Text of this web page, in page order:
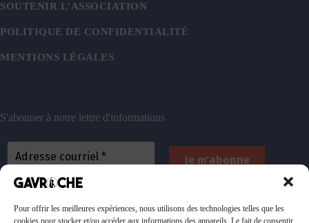
Pour offrir les meilleures expériences, nous utilisons des technologies telles que les
cookies pour stocker et/ou accéder aux informations des appareils. Le fait de consentir
SOUTENIR L’ASSOCIATION
POLITIQUE DE CONFIDENTIALITÉ
MENTIONS LÉGALES
S'abonner à notre lettre d'informations
emails. Vous pouvez vous désinscrire à tout